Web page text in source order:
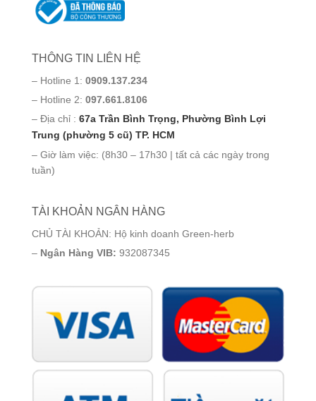
THÔNG TIN LIÊN HỆ
– Hotline 1: 0909.137.234
– Hotline 2: 097.661.8106
– Địa chỉ : 67a Trần Bình Trọng, Phường Bình Lợi
Trung (phường 5 cũ) TP. HCM
– Giờ làm việc: (8h30 – 17h30 | tất cả các ngày trong
tuần)
TÀI KHOẢN NGÂN HÀNG
CHỦ TÀI KHOẢN: Hộ kinh doanh Green-herb
– Ngân Hàng VIB: 932087345